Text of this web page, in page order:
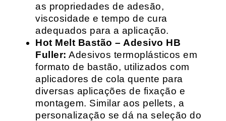
as propriedades de adesão,
viscosidade e tempo de cura
adequados para a aplicação.
Hot Melt Bastão – Adesivo HB
Fuller: Adesivos termoplásticos em
formato de bastão, utilizados com
aplicadores de cola quente para
diversas aplicações de fixação e
montagem. Similar aos pellets, a
personalização se dá na seleção do